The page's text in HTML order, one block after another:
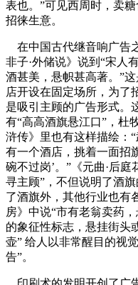
表也。”可见西周时，卖
招徕生意。
在中国古代继音响广告
非子·外储说》说到“宋人
酒甚美，悬帜甚高著。”
店开设在固定场所，为了
是吸引主顾的广告形式。
有“高高酒旗悬江口”，杜
浒传》里也有这样描绘
有一个酒店，挑着一面招
碗不过岗’。”《元曲·后
寻主顾”，不但说明了酒
了酒旗外，其他行业也有
房》中说“市有老翁卖药
的象征性标志，悬挂街头
壶” 给人以非常醒目的视
告”。